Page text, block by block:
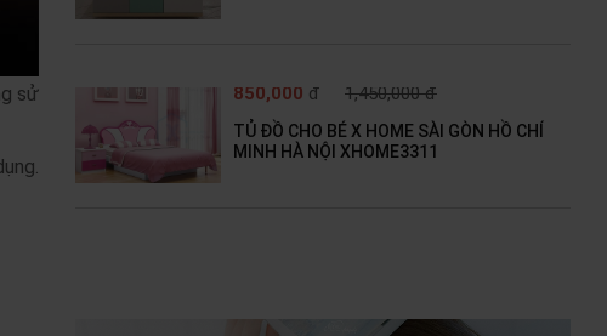
sử
850,000 đ 1,450,000 đ
TỦ ĐỒ CHO BÉ X HOME SÀI GÒN HỒ CHÍ
MINH HÀ NỘI XHOME3311